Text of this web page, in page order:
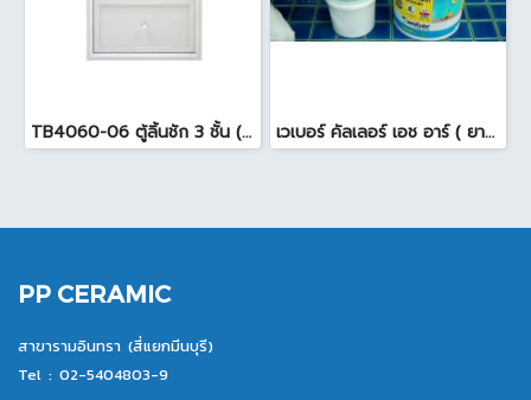
TB4060-06 ตู้ลิ้นชัก 3 ชั้น ( 45.7 x 54 x 65.5cm ) สีขาว เวเบอร์ คัลเลอร์ เอช อาร์ ( ยาแนวสระว่ายน้ำ ) 18.5 กก. สีดำ
PP CERAMIC
สาขารามอินทรา (สี่แยกมีนบุรี)
Tel : 02-5404803-9